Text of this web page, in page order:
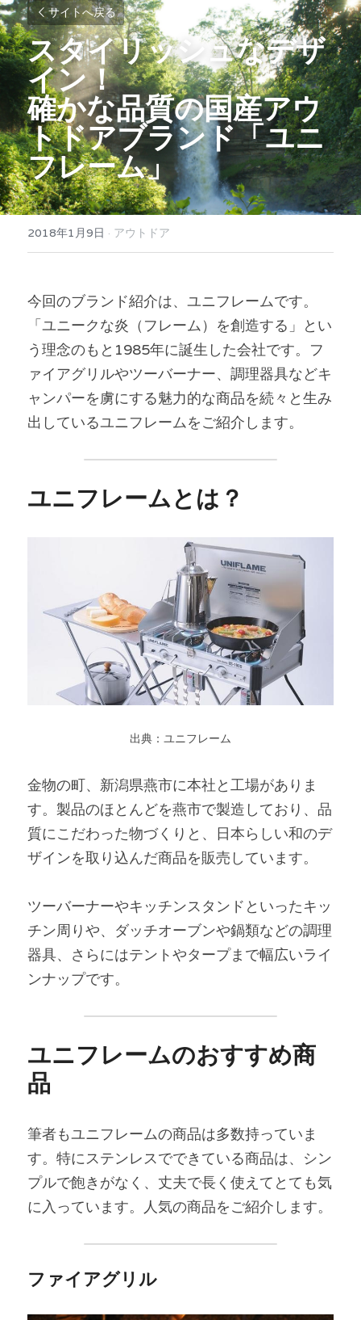
サイトへ戻る
スタイリッシュなデザ
イン！
確かな品質の国産アウ
トドアブランド「ユニ
フレーム」
2018年1月9日 · アウトドア
今回のブランド紹介は、ユニフレームです。
「ユニークな炎（フレーム）を創造する」とい
う理念のもと1985年に誕生した会社です。フ
ァイアグリルやツーバーナー、調理器具などキ
ャンパーを虜にする魅力的な商品を続々と生み
出しているユニフレームをご紹介します。
ユニフレームとは？
出典：ユニフレーム
金物の町、新潟県燕市に本社と工場がありま
す。製品のほとんどを燕市で製造しており、品
質にこだわった物づくりと、日本らしい和のデ
ザインを取り込んだ商品を販売しています。
ツーバーナーやキッチンスタンドといったキッ
チン周りや、ダッチオーブンや鍋類などの調理
器具、さらにはテントやタープまで幅広いライ
ンナップです。
ユニフレームのおすすめ商
品
筆者もユニフレームの商品は多数持っていま
す。特にステンレスでできている商品は、シン
プルで飽きがなく、丈夫で長く使えてとても気
に入っています。人気の商品をご紹介します。
ファイアグリル